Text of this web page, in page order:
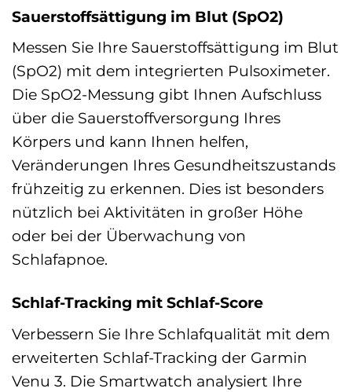
Sauerstoffsättigung im Blut (SpO2)
Messen Sie Ihre Sauerstoffsättigung im Blut
(SpO2) mit dem integrierten Pulsoximeter.
Die SpO2-Messung gibt Ihnen Aufschluss
über die Sauerstoffversorgung Ihres
Körpers und kann Ihnen helfen,
Veränderungen Ihres Gesundheitszustands
frühzeitig zu erkennen. Dies ist besonders
nützlich bei Aktivitäten in großer Höhe
oder bei der Überwachung von
Schlafapnoe.
Schlaf-Tracking mit Schlaf-Score
Verbessern Sie Ihre Schlafqualität mit dem
erweiterten Schlaf-Tracking der Garmin
Venu 3. Die Smartwatch analysiert Ihre